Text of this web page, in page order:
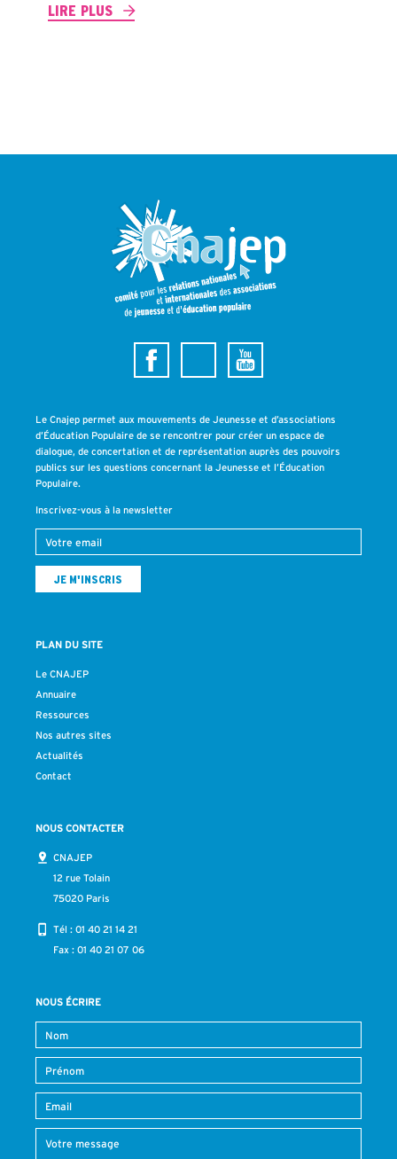
LIRE PLUS
Le Cnajep permet aux mouvements de Jeunesse et d’associations
d’Éducation Populaire de se rencontrer pour créer un espace de
dialogue, de concertation et de représentation auprès des pouvoirs
publics sur les questions concernant la Jeunesse et l’Éducation
Populaire.
Inscrivez-vous à la newsletter
PLAN DU SITE
Le CNAJEP
Annuaire
Ressources
Nos autres sites
Actualités
Contact
NOUS CONTACTER
CNAJEP
12 rue Tolain
75020 Paris
Tél : 01 40 21 14 21
Fax : 01 40 21 07 06
NOUS ÉCRIRE